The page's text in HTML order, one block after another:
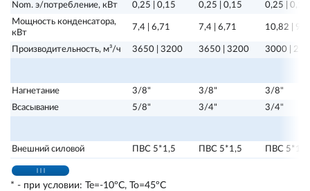
Nom. э/потребление, кВт
0,25 | 0,15 0,25 | 0,15
0,25 | 0,15
Мощность конденсатора,
кВт
7,4 | 6,71 7,4 | 6,71 10,82 |
Производительность, м³/ч 3650 | 3200 3650 | 3200 3000 |
Нагнетание 3/8" 3/8"
3/8"
Всасывание
5/8" 3/4" 3/4"
Внешний силовой ПВС 5*1,5 ПВС 5*1,5 ПВС 5*1,5
* - при условии: Те=-10ºС, То=45ºС